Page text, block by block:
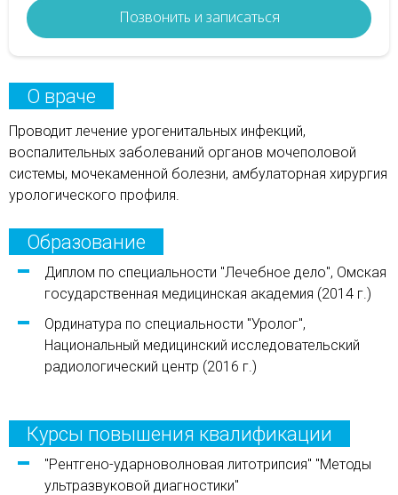
Позвонить и записаться
О враче
Проводит лечение урогенитальных инфекций,
воспалительных заболеваний органов мочеполовой
системы, мочекаменной болезни, амбулаторная хирургия
урологического профиля.
Образование
Диплом по специальности "Лечебное дело", Омская
государственная медицинская академия (2014 г.)
Ординатура по специальности "Уролог",
Национальный медицинский исследовательский
радиологический центр (2016 г.)
Курсы повышения квалификации
"Рентгено-ударноволновая литотрипсия" "Методы
ультразвуковой диагностики"